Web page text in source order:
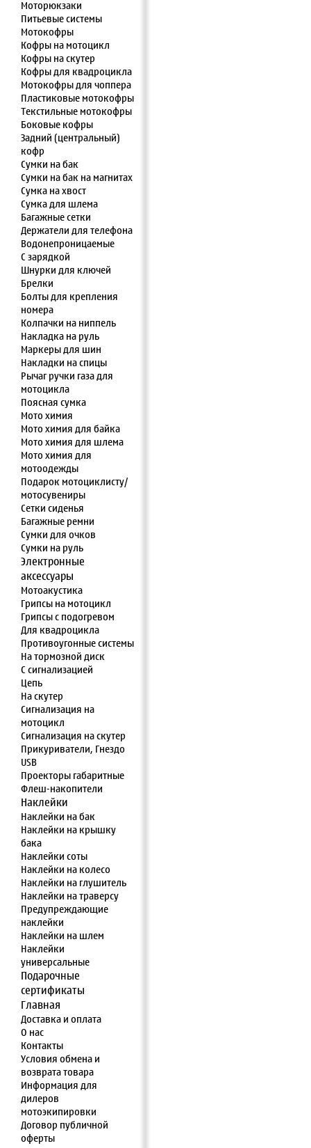
Моторюкзаки
Питьевые системы
Мотокофры
Кофры на мотоцикл
Кофры на скутер
Кофры для квадроцикла
Мотокофры для чоппера
Пластиковые мотокофры
Текстильные мотокофры
Боковые кофры
Задний (центральный)
кофр
Сумки на бак
Сумки на бак на магнитах
Сумка на хвост
Сумка для шлема
Багажные сетки
Держатели для телефона
Водонепроницаемые
С зарядкой
Шнурки для ключей
Брелки
Болты для крепления
номера
Колпачки на ниппель
Накладка на руль
Маркеры для шин
Накладки на спицы
Рычаг ручки газа для
мотоцикла
Поясная сумка
Мото химия
Мото химия для байка
Мото химия для шлема
Мото химия для
мотоодежды
Подарок мотоциклисту/
мотосувениры
Сетки сиденья
Багажные ремни
Сумки для очков
Сумки на руль
Электронные
аксессуары
Мотоакустика
Грипсы на мотоцикл
Грипсы с подогревом
Для квадроцикла
Противоугонные системы
На тормозной диск
С сигнализацией
Цепь
На скутер
Сигнализация на
мотоцикл
Сигнализация на скутер
Прикуриватели, Гнездо
USB
Проекторы габаритные
Флеш-накопители
Наклейки
Наклейки на бак
Наклейки на крышку
бака
Наклейки соты
Наклейки на колесо
Наклейки на глушитель
Наклейки на траверсу
Предупреждающие
наклейки
Наклейки на шлем
Наклейки
универсальные
Подарочные
сертификаты
Главная
Доставка и оплата
О нас
Контакты
Условия обмена и
возврата товара
Информация для
дилеров
мотоэкипировки
Договор публичной
оферты